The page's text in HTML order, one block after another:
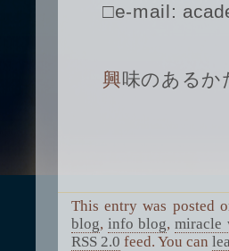
□e-mail:
興味のある
This entry was posted
blog,info blog,miracle
RSS 2.0 feed. You can